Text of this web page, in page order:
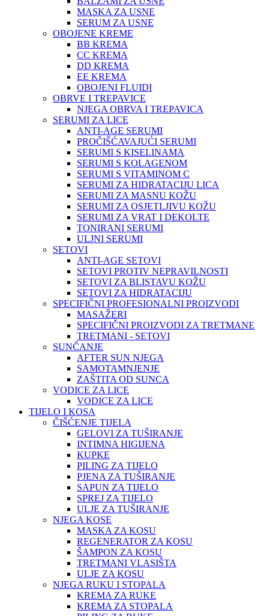
MASKA ZA USNE
SERUM ZA USNE
OBOJENE KREME
BB KREMA
CC KREMA
DD KREMA
EE KREMA
OBOJENI FLUIDI
OBRVE I TREPAVICE
NJEGA OBRVA I TREPAVICA
SERUMI ZA LICE
ANTI-AGE SERUMI
PROČIŠĆAVAJUĆI SERUMI
SERUMI S KISELINAMA
SERUMI S KOLAGENOM
SERUMI S VITAMINOM C
SERUMI ZA HIDRATACIJU LICA
SERUMI ZA MASNU KOŽU
SERUMI ZA OSJETLJIVU KOŽU
SERUMI ZA VRAT I DEKOLTE
TONIRANI SERUMI
ULJNI SERUMI
SETOVI
ANTI-AGE SETOVI
SETOVI PROTIV NEPRAVILNOSTI
SETOVI ZA BLISTAVU KOŽU
SETOVI ZA HIDRATACIJU
SPECIFIČNI PROFESIONALNI PROIZVODI
MASAŽERI
SPECIFIČNI PROIZVODI ZA TRETMANE
TRETMANI - SETOVI
SUNČANJE
AFTER SUN NJEGA
SAMOTAMNJENJE
ZAŠTITA OD SUNCA
VODICE ZA LICE
VODICE ZA LICE
TIJELO I KOSA
ČIŠĆENJE TIJELA
GELOVI ZA TUŠIRANJE
INTIMNA HIGIJENA
KUPKE
PILING ZA TIJELO
PJENA ZA TUŠIRANJE
SAPUN ZA TIJELO
SPREJ ZA TIJELO
ULJE ZA TUŠIRANJE
NJEGA KOSE
MASKA ZA KOSU
REGENERATOR ZA KOSU
ŠAMPON ZA KOSU
TRETMANI VLASIŠTA
ULJE ZA KOSU
NJEGA RUKU I STOPALA
KREMA ZA RUKE
KREMA ZA STOPALA